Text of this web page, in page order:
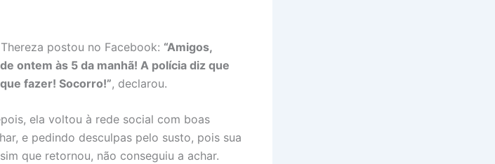
postou no Facebook: “Amigos,
ontem às 5 da manhã! A polícia diz que
fazer! Socorro!”, declarou.
ela voltou à rede social com boas
e pedindo desculpas pelo susto, pois sua
que retornou, não conseguiu a achar.